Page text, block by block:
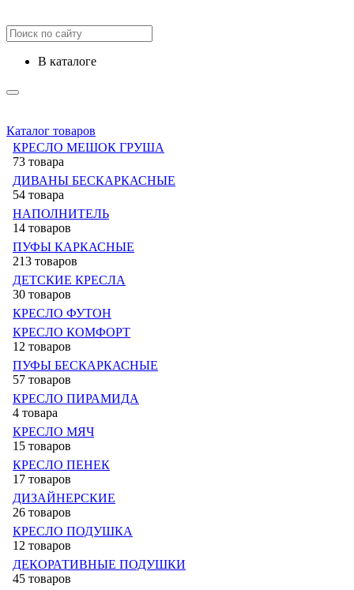
в каталоге
Каталог товаров
КРЕСЛО МЕШОК ГРУША
73 товара
ДИВАНЫ БЕСКАРКАСНЫЕ
54 товара
НАПОЛНИТЕЛЬ
14 товаров
ПУФЫ КАРКАСНЫЕ
213 товаров
ДЕТСКИЕ КРЕСЛА
30 товаров
КРЕСЛО ФУТОН
КРЕСЛО КОМФОРТ
12 товаров
ПУФЫ БЕСКАРКАСНЫЕ
57 товаров
КРЕСЛО ПИРАМИДА
4 товара
КРЕСЛО МЯЧ
15 товаров
КРЕСЛО ПЕНЕК
17 товаров
ДИЗАЙНЕРСКИЕ
26 товаров
КРЕСЛО ПОДУШКА
12 товаров
ДЕКОРАТИВНЫЕ ПОДУШКИ
45 товаров